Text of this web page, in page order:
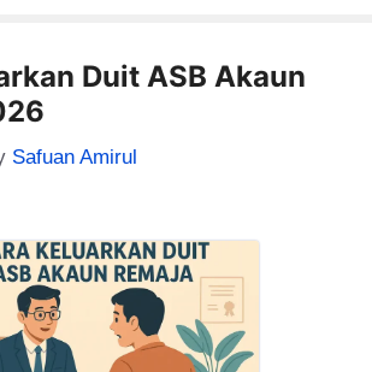
Duit ASB Akaun
Safuan Amirul